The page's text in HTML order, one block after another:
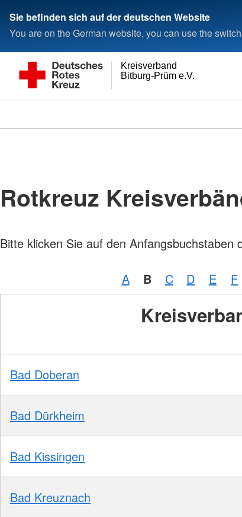
Sie befinden sich auf der deutschen Website
You are on the German website, you can use the
Bitburg-Prüm e.V.
Kreisverband
Rotkreuz
Bitte klicken Sie auf den Anfangsbuchstaben
A B C D E F
Bad Doberan
Bad Dürkheim
Bad Kissingen
Bad Kreuznach